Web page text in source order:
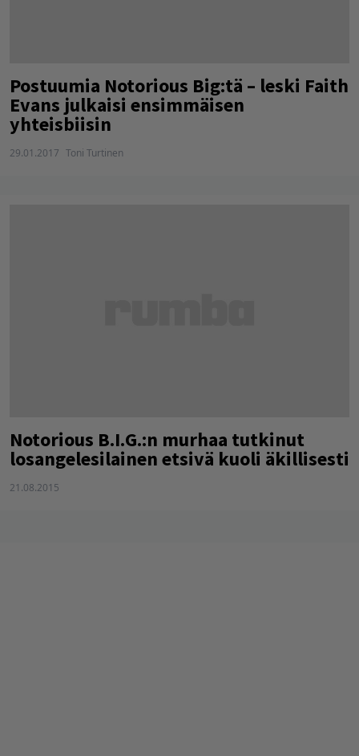
Postuumia Notorious Big:tä – leski Faith
Evans julkaisi ensimmäisen
yhteisbiisin
29.01.2017 Toni Turtinen
Notorious B.I.G.:n murhaa tutkinut
losangelesilainen etsivä kuoli äkillisesti
21.08.2015